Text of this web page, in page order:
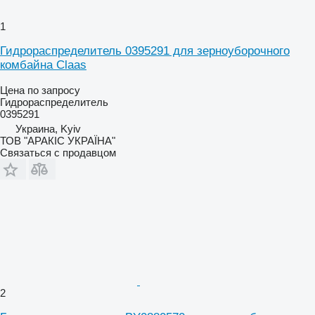
1
Гидрораспределитель 0395291 для зерноуборочного
комбайна Claas
Цена по запросу
Гидрораспределитель
0395291
Украина, Kyiv
ТОВ "АРАКІС УКРАЇНА"
Связаться с продавцом
2